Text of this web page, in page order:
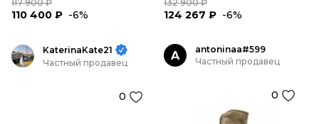
117 900 ₽
110 400 ₽ -6%
132 900 ₽
124 267 ₽ -6%
KaterinaKate21
Частный продавец
0
A
antoninaa#599
Частный продавец
0